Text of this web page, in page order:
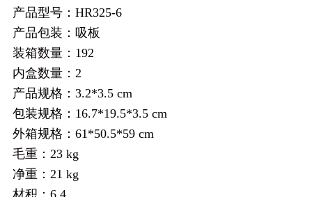
产品型号：HR325-6
产品包装：吸板
装箱数量：192
内盒数量：2
产品规格：3.2*3.5 cm
包装规格：16.7*19.5*3.5 cm
外箱规格：61*50.5*59 cm
毛重：23 kg
净重：21 kg
材积：6.4